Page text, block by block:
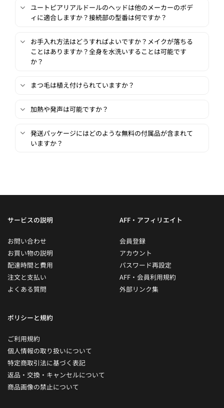
ユートピアリアルドールのヘッドは他のメーカーのボデ
ィに適合しますか？接続部の型番は何ですか？
お手入れ方法はどうすればよいですか？メイクが落ちる
ことはありますか？全身を水洗いすることは可能です
か？
まつ毛は植え付けられていますか？
加熱や発声は可能ですか？
発送パッケージにはどのような無料の付属品が含まれて
いますか？
サービスの説明
お問い合わせ
お買い物の説明
配達時間と費用
注文と支払い
よくある質問
AFF・アフィリエイト
会員登録
アカウント
パスワード再設定
AFF・会員利用規約
外部リンク集
ポリシーと規約
ご利用規約
個人情報の取り扱いについて
特定商取引法に基づく表記
返品・交換・キャンセルについて
商品画像の禁止について